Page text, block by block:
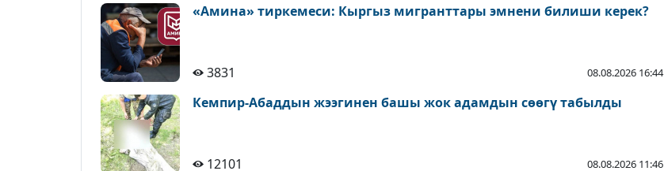
«Амина» тиркемеси: Кыргыз мигранттары эмнени билиши керек?
3831 08.08.2026 16:44
Кемпир-Абаддын жээгинен башы жок адамдын сөөгү табылды
12101 08.08.2026 11:46